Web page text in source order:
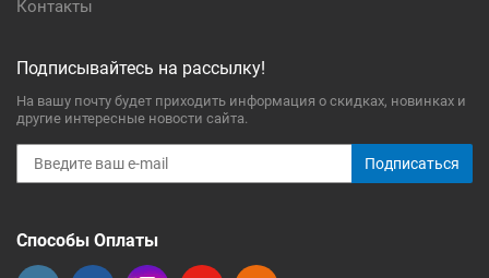
Контакты
Подписывайтесь на рассылку!
На вашу почту будет приходить информация о скидках, новинках и
другие интересные новости сайта.
Подписаться
Способы Оплаты